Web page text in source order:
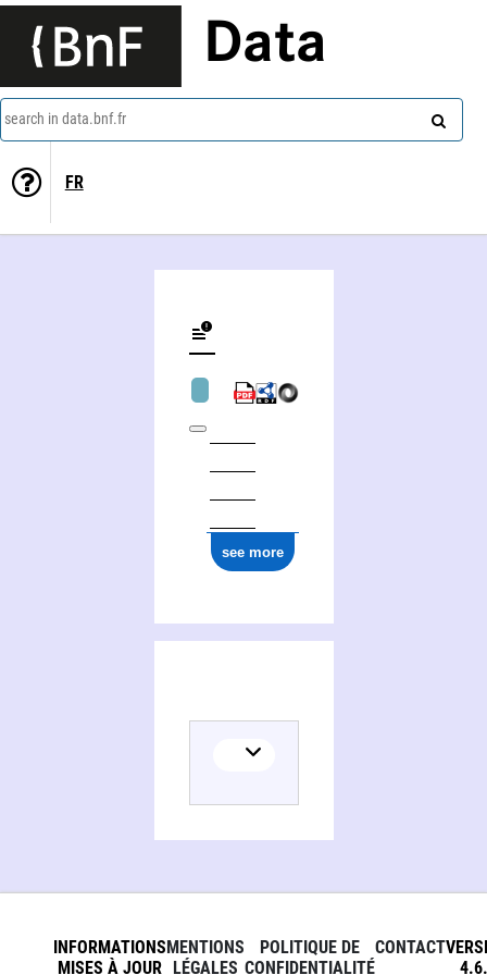
Data
search in data.bnf.fr
FR
see more
INFORMATIONS
MISES À JOUR
MENTIONS
LÉGALES
POLITIQUE DE
CONFIDENTIALITÉ
CONTACT